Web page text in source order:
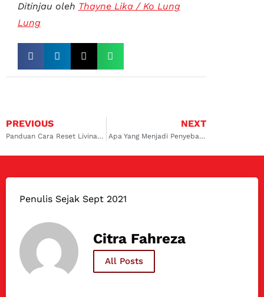
Ditinjau oleh Thayne Lika / Ko Lung
Lung
PREVIOUS
Panduan Cara Reset Livina RPM Naik Turun dengan Mudah
NEXT
Apa Yang Menjadi Penyebab Avanza Ngelitik ?
Penulis Sejak Sept 2021
Citra Fahreza
All Posts